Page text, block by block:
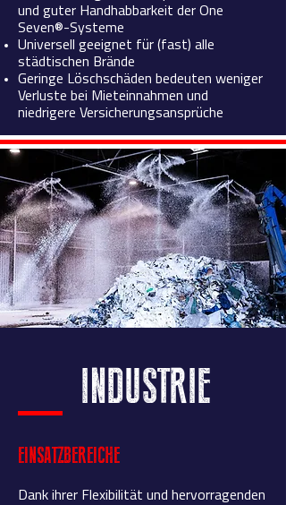
und guter Handhabbarkeit der One
Seven®-Systeme
Universell geeignet für (fast) alle
städtischen Brände
Geringe Löschschäden bedeuten weniger
Verluste bei Mieteinnahmen und
niedrigere Versicherungsansprüche
INDUSTRIE
EINSATZBEREICHE
Dank ihrer Flexibilität und hervorragenden